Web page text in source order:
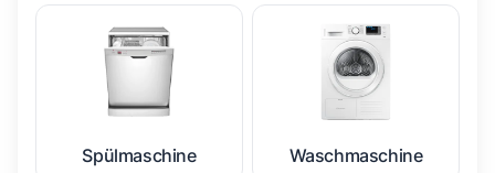
Spülmaschine Waschmaschine